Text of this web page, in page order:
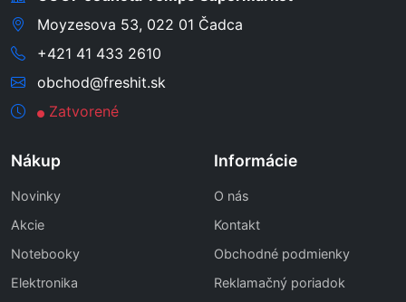
Moyzesova 53, 022 01 Čadca
+421 41 433 2610
obchod@freshit.sk
Zatvorené
Nákup
Novinky
Akcie
Notebooky
Elektronika
Informácie
O nás
Kontakt
Obchodné podmienky
Reklamačný poriadok